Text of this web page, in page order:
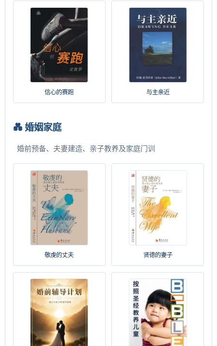
信心的赛跑 与主亲近
💑 婚姻家庭
婚前预备、夫妻建造、亲子教养及家庭门训
敬虔的丈夫 贤德的妻子